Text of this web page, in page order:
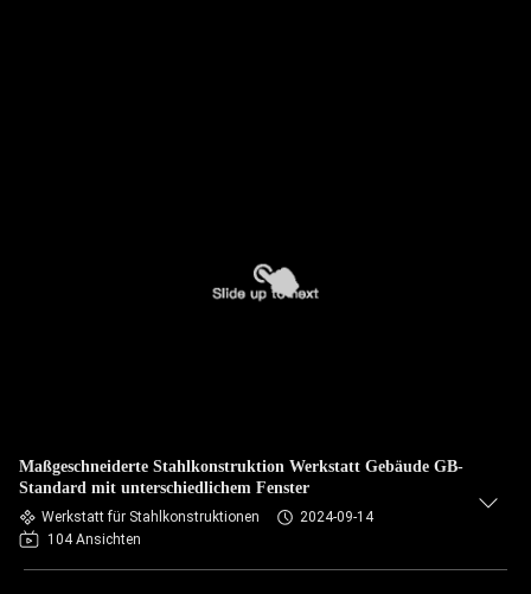
Maßgeschneiderte Stahlkonstruktion Werkstatt Gebäude GB-
Standard mit unterschiedlichem Fenster
Werkstatt für Stahlkonstruktionen
2024-09-14
104 Ansichten